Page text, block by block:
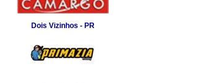
Dois Vizinhos - PR